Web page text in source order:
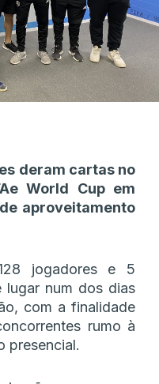
deram cartas no
World Cup em
aproveitamento
jogadores e 5
lugar num dos dias
com a finalidade
rumo à
presencial.